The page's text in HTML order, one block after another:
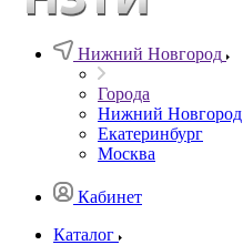
Нижний Новгород
Города
Нижний Новгород
Екатеринбург
Москва
Кабинет
Каталог